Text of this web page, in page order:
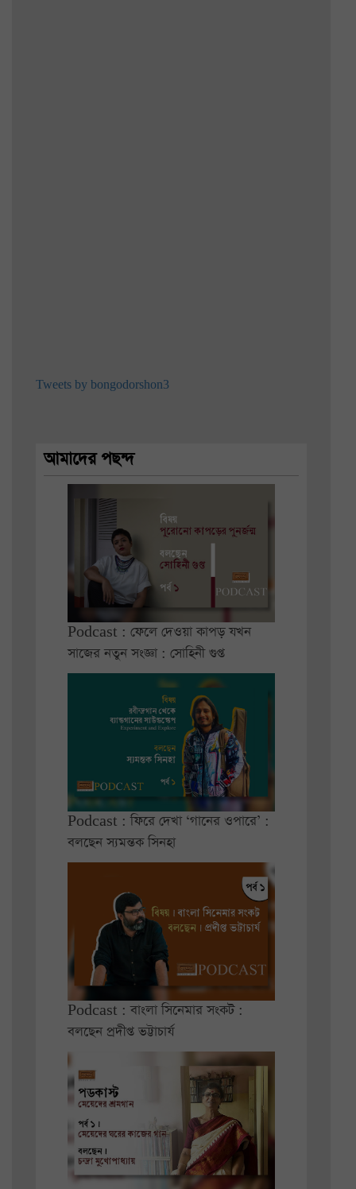
Tweets by bongodorshon3
আমাদের পছন্দ
Podcast : ফেলে দেওয়া কাপড় যখন
সাজের নতুন সংজ্ঞা : সোহিনী গুপ্ত
Podcast : ফিরে দেখা ‘গানের ওপারে’ :
বলছেন স্যমন্তক সিনহা
Podcast : বাংলা সিনেমার সংকট :
বলছেন প্রদীপ্ত ভট্টাচার্য